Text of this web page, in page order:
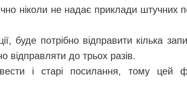
ніколи не надає приклади штучних
буде потрібно відправити кілька
відправляти до трьох разів.
і старі посилання, тому цей